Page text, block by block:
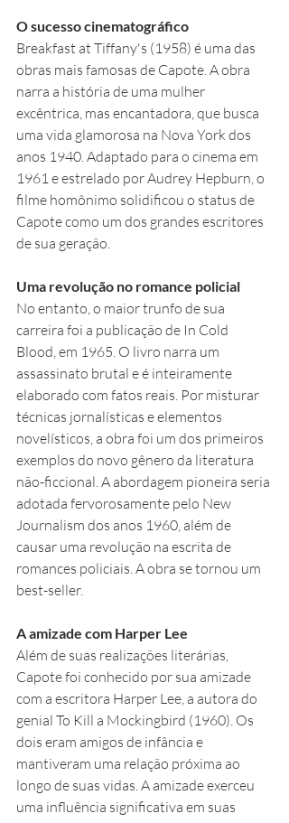
O sucesso cinematográfico
Breakfast at Tiffany's (1958) é uma das
obras mais famosas de Capote. A obra
narra a história de uma mulher
excêntrica, mas encantadora, que busca
uma vida glamorosa na Nova York dos
anos 1940. Adaptado para o cinema em
1961 e estrelado por Audrey Hepburn, o
filme homônimo solidificou o status de
Capote como um dos grandes escritores
de sua geração.
Uma revolução no romance policial
No entanto, o maior trunfo de sua
carreira foi a publicação de In Cold
Blood, em 1965. O livro narra um
assassinato brutal e é inteiramente
elaborado com fatos reais. Por misturar
técnicas jornalísticas e elementos
novelísticos, a obra foi um dos primeiros
exemplos do novo gênero da literatura
não-ficcional. A abordagem pioneira seria
adotada fervorosamente pelo New
Journalism dos anos 1960, além de
causar uma revolução na escrita de
romances policiais. A obra se tornou um
best-seller.
A amizade com Harper Lee
Além de suas realizações literárias,
Capote foi conhecido por sua amizade
com a escritora Harper Lee, a autora do
genial To Kill a Mockingbird (1960). Os
dois eram amigos de infância e
mantiveram uma relação próxima ao
longo de suas vidas. A amizade exerceu
uma influência significativa em suas